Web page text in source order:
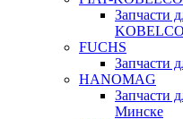
Запчасти
FUCHS
Запчасти
HANOMAG
Запчасти
Минске